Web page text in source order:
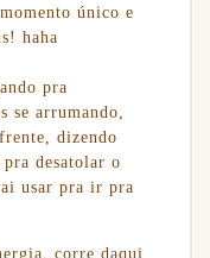
único e
haha
pra
arrumando,
dizendo
desatolar o
usar pra ir pra
corre daqui